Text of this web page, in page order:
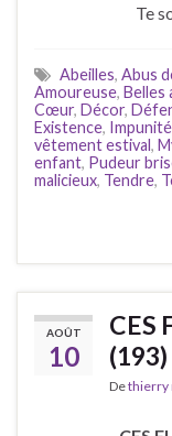
Te
Abeilles, Abus
Amoureuse, Belles
Cœur, Décor,
Existence, Impunité
vêtement estival,
enfant, Pudeur
malicieux, Tendre,
AOÛT
10
CES
(193)
Dethierry